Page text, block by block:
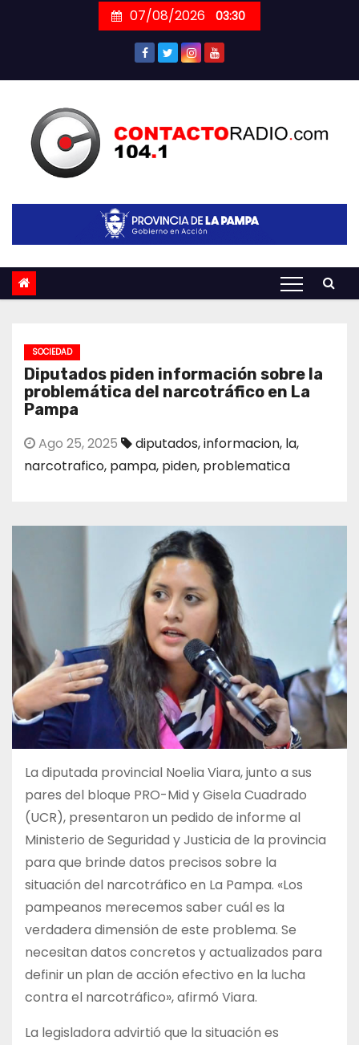
07/08/2026 03:30
SOCIEDAD
Diputados piden información sobre la
problemática del narcotráfico en La
Pampa
Ago 25, 2025 diputados,informacion, la,
narcotrafico, pampa, piden, problematica
La diputada provincial Noelia Viara, junto a sus
pares del bloque PRO-Mid y Gisela Cuadrado
(UCR), presentaron un pedido de informe al
Ministerio de Seguridad y Justicia de la provincia
para que brinde datos precisos sobre la
situación del narcotráfico en La Pampa. «Los
pampeanos merecemos saber cuál es la
verdadera dimensión de este problema. Se
necesitan datos concretos y actualizados para
definir un plan de acción efectivo en la lucha
contra el narcotráfico», afirmó Viara.
La legisladora advirtió que la situación es